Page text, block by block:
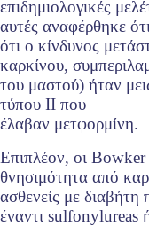
επιδημιολογικές
αυτές αναφέρθηκε
ότι ο κίνδυνος
καρκίνου,
του μαστού) ήταν
τύπου ΙΙ που
έλαβαν μετφορμίνη.
Επιπλέον, οι
θνησιμότητα από
ασθενείς με
έναντι sulfonylureas